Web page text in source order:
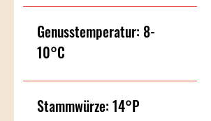
Genusstemperatur: 8-
10°C
Stammwürze: 14°P